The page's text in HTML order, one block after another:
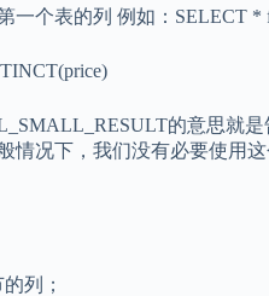
个表的列 例如：SELECT *
的意思
况下，我们没有必要使用
列；